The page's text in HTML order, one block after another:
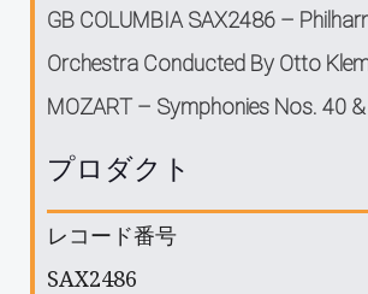
GB COLUMBIA SAX2486 –
Orchestra Conducted By Otto
MOZART ‎– Symphonies Nos. 40 &
プロダクト
レコード番号
SAX2486